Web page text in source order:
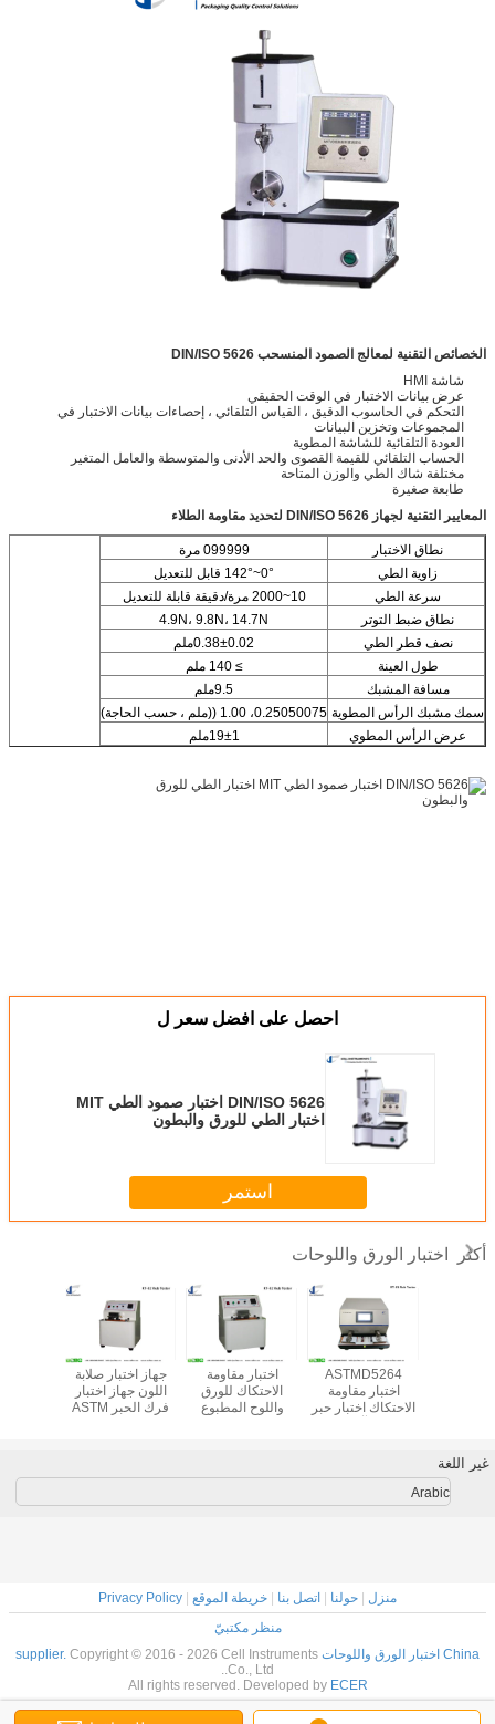
الخصائص التقنية لمعالج الصمود المنسحب DIN/ISO 5626
شاشة HMI
عرض بيانات الاختبار في الوقت الحقيقي
التحكم في الحاسوب الدقيق ، القياس التلقائي ، إحصاءات بيانات الاختبار في
المجموعات وتخزين البيانات
العودة التلقائية للشاشة المطوية
الحساب التلقائي للقيمة القصوى والحد الأدنى والمتوسطة والعامل المتغير
مختلفة شاك الطي والوزن المتاحة
طابعة صغيرة
المعايير التقنية لجهاز DIN/ISO 5626 لتحديد مقاومة الطلاء
نطاق الاختبار
099999 مرة
زاوية الطي
0°~142° قابل للتعديل
سرعة الطي
10~2000 مرة/دقيقة قابلة للتعديل
نطاق ضبط التوتر
4.9N، 9.8N، 14.7N
نصف قطر الطي
0.38±0.02ملم
طول العينة
≥ 140 ملم
مسافة المشبك
9.5ملم
سمك مشبك الرأس المطوية 0.25050075، 1.00 ((ملم ، حسب الحاجة)
عرض الرأس المطوي
19±1ملم
احصل على افضل سعر ل
DIN/ISO 5626 اختبار صمود الطي MIT
اختبار الطي للورق والبطون
استمر
أكثر اختبار الورق واللوحات
جهاز اختبار صلابة
اللون جهاز اختبار
فرك الحبر ASTM
اختبار مقاومة
الاحتكاك للورق
واللوح المطبوع
ASTMD5264
اختبار مقاومة
الاحتكاك اختبار حبر
غير اللغة
Arabic
منزل | حولنا | اتصل بنا | خريطة الموقع |
Privacy Policy
منظر مكتبيّ
China اختبار الورق واللوحات supplier.
Copyright © 2016 - 2026 Cell Instruments
Co., Ltd..
All rights reserved. Developed by ECER